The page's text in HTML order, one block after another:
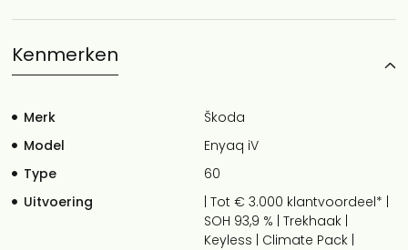
Kenmerken
Merk
Škoda
Model
Enyaq iV
Type
60
Uitvoering
| Tot € 3.000 klantvoordeel* |
SOH 93,9 % | Trekhaak |
Keyless | Climate Pack |